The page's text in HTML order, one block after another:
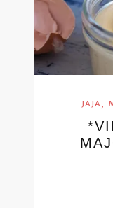
JAJA ,